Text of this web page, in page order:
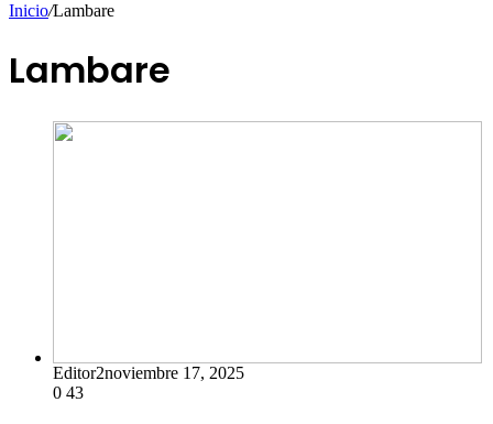
Inicio/Lambare
Lambare
Editor2noviembre 17, 2025
0 43